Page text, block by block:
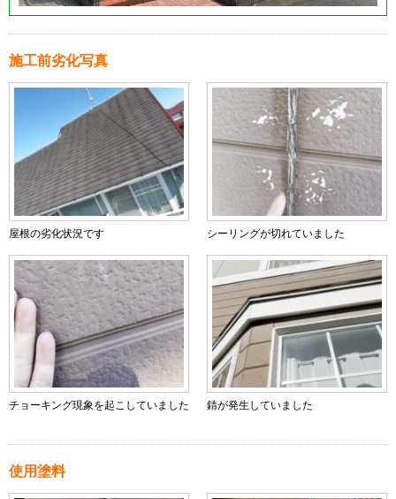
施工前劣化写真
屋根の劣化状況です シーリングが切れていました
チョーキング現象を起こしていました 錆が発生していました
使用塗料